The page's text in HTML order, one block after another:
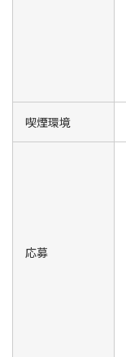
喫煙環境
応募